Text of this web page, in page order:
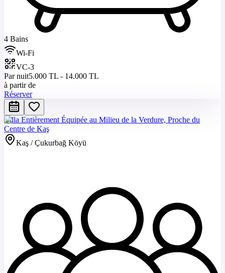
4 Bains
Wi-Fi
VC-3
Par nuit5.000 TL - 14.000 TL
à partir de
Réserver
Villa Entièrement Équipée au Milieu de la Verdure, Proche du
Centre de Kaş
Kaş / Çukurbağ Köyü